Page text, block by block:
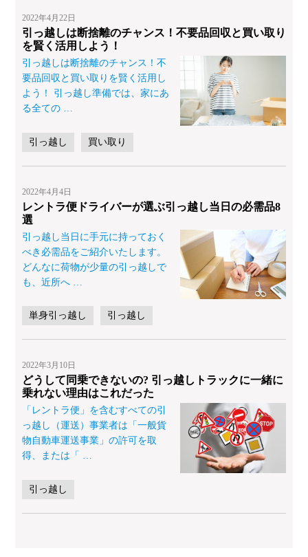
2022年4月22日
引っ越しは断捨離のチャンス！不要品回収と買い取り
を賢く活用しよう！
引っ越しは断捨離のチャンス！不
要品回収と買い取りを賢く活用し
よう！ 引っ越し準備では、家にあ
る全ての
引っ越し 買い取り
2022年4月4日
レントラ便ドライバーが選ぶ引っ越し当日の必需品8
選
引っ越し当日に手元に持っておく
べき必需品をご紹介いたします。
どんなに荷物が少量の引っ越しで
も、近所へ …
単身引っ越し 引っ越し
2022年3月10日
どうして同乗できないの? 引っ越しトラックに一緒に
乗れない理由はこれだった
「レントラ便」を含むすべての引
っ越し（運送）事業者は「一般貨
物自動車運送事業」の許可を取
得、または「
引っ越し